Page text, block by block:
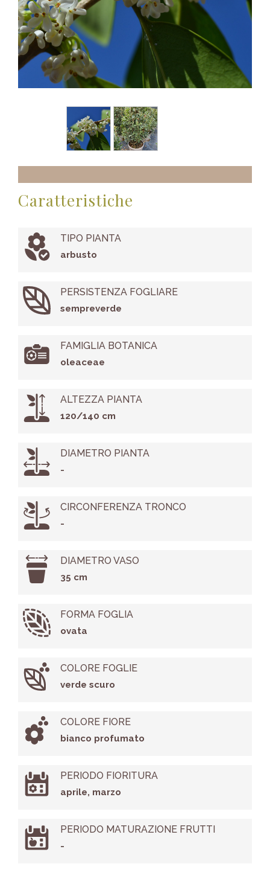
Caratteristiche
TIPO PIANTA
arbusto
PERSISTENZA FOGLIARE
sempreverde
FAMIGLIA BOTANICA
oleaceae
ALTEZZA PIANTA
120/140 cm
DIAMETRO PIANTA
-
CIRCONFERENZA TRONCO
-
DIAMETRO VASO
35 cm
FORMA FOGLIA
ovata
COLORE FOGLIE
verde scuro
COLORE FIORE
bianco profumato
PERIODO FIORITURA
aprile, marzo
PERIODO MATURAZIONE FRUTTI
-